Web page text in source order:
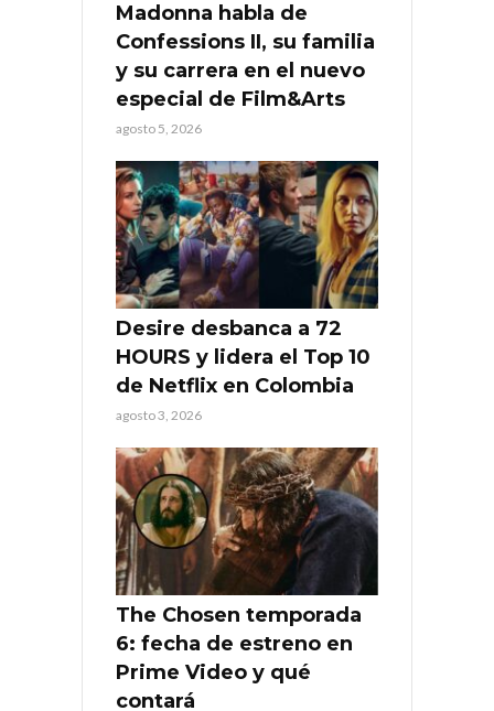
Madonna habla de
Confessions II, su familia
y su carrera en el nuevo
especial de Film&Arts
agosto 5, 2026
Desire desbanca a 72
HOURS y lidera el Top 10
de Netflix en Colombia
agosto 3, 2026
The Chosen temporada
6: fecha de estreno en
Prime Video y qué
contará